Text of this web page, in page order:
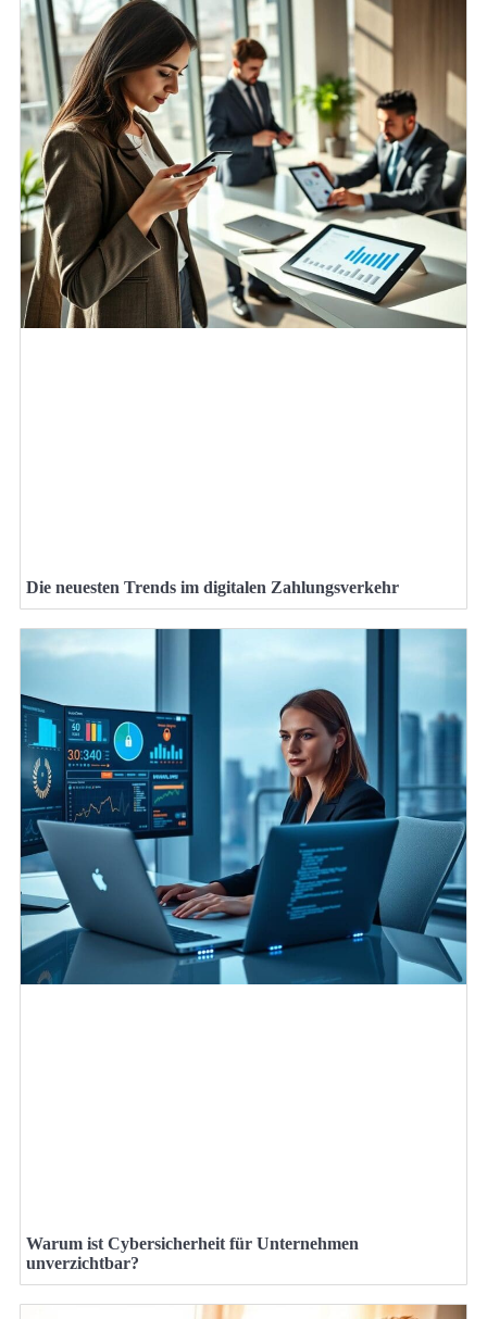
Die neuesten Trends im digitalen Zahlungsverkehr
Warum ist Cybersicherheit für Unternehmen
unverzichtbar?